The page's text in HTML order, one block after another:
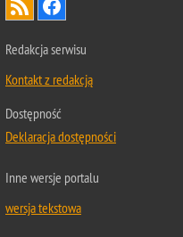
Redakcja serwisu
Kontakt z redakcją
Dostępność
Deklaracja dostępności
Inne wersje portalu
wersja tekstowa